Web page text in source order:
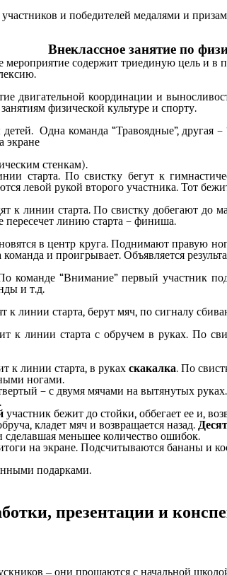
и победителей медалями и
Внеклассное занятие по
мероприятие содержит триединую цель и в
двигательной координации и
физической культуре и спорту.
Одна команда “Травоядные”, другая
экране
стенкам).
старта. По свистку бегут к
левой рукой второго участника. Тот
к линии старта. По свистку добегают до
пересечет линию старта – финиша.
в центр круга. Поднимают правую
и проигрывает. Объявляется
команде “Внимание” первый участник
и т.д.
линии старта, берут мяч, по сигналу
к линии старта с обручем в руках. По
к линии старта, в рукахскакалка. По
ногами.
– с двумя мячами на вытянутых
участник бежит до стойки, оббегает ее и,
кладет мяч и возвращается назад.
сделавшая меньшее количество ошибок.
на экране. Подсчитываются бананы и
подарками.
презентации и
– они прощаются с начальной